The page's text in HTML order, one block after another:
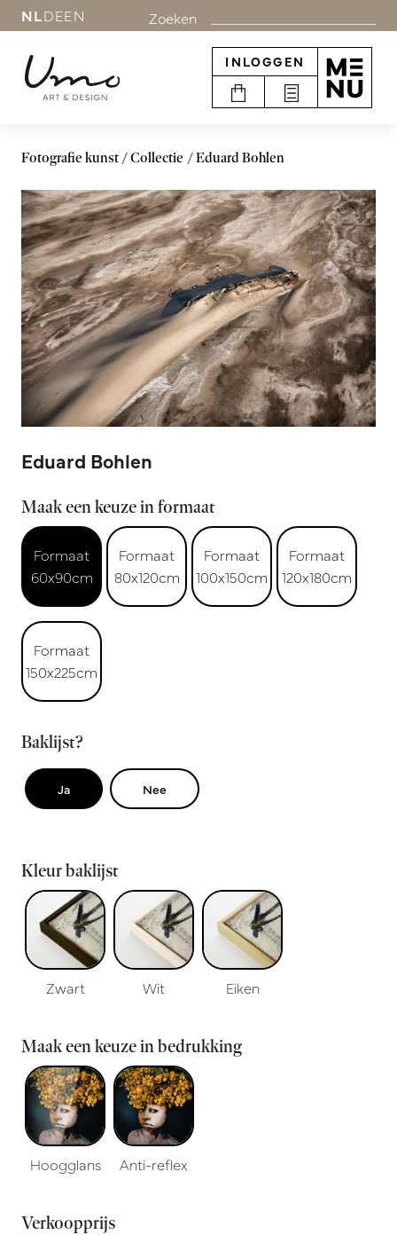
NLDEEN Zoeken
INLOGGEN
Fotografie kunst Collectie Eduard Bohlen
Eduard Bohlen
Maak een keuze in formaat
Formaat
60x90cm
Formaat
80x120cm
Formaat
100x150cm
Formaat
120x180cm
Formaat
150x225cm
Baklijst?
Ja Nee
Kleur baklijst
Zwart Wit Eiken
Maak een keuze in bedrukking
Hoogglans Anti-reflex
Verkoopprijs